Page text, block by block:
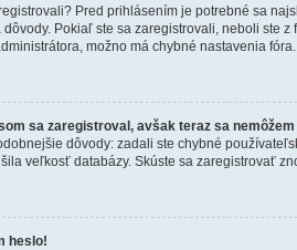
Pred prihlásením je potrebné sa
dôvody. Pokiaľ ste sa zaregistrovali, neboli ste
možno má chybné nastavenia fóra.
sa zaregistroval, avšak teraz sa
dôvody: zadali ste chybné
veľkosť databázy. Skúste sa zaregistrovať
heslo!